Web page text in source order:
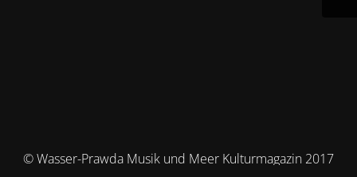
© Wasser-Prawda Musik und Meer Kulturmagazin 2017